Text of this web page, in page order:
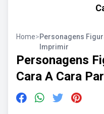
Home>Personagens
Imprimir
Personagens
Cara A Cara